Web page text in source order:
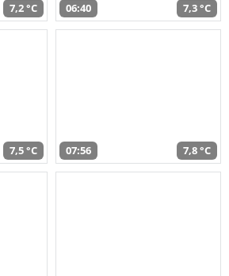
7,2 °C 06:40 7,3 °C
7,5 °C 07:56 7,8 °C